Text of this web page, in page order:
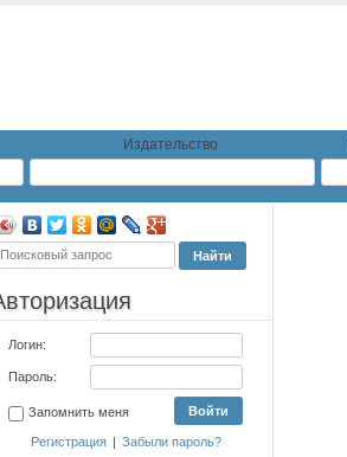
Издательство
Логин:
Пароль:
Запомнить меня
Регистрация | Забыли пароль?